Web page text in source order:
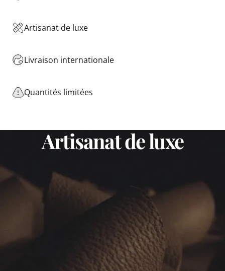
Artisanat de luxe
Livraison internationale
Quantités limitées
Artisanatdeluxe